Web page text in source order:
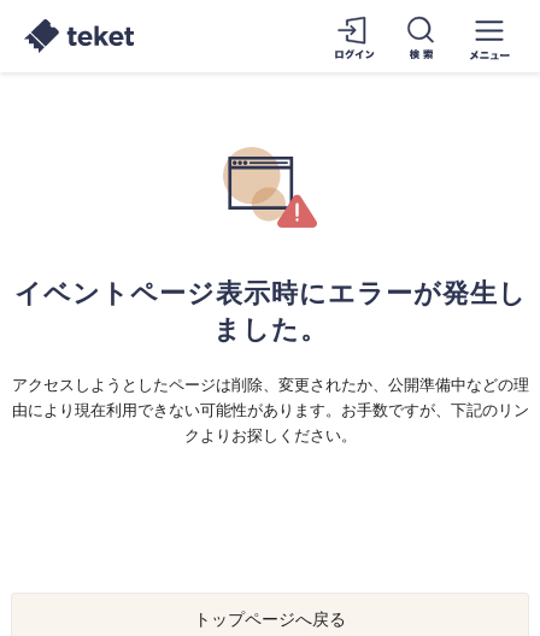
イベントページ表示時にエラーが発生し
ました。
アクセスしようとしたページは削除、変更されたか、公開準備中などの理
由により現在利用できない可能性があります。お手数ですが、下記のリン
クよりお探しください。
トップページへ戻る